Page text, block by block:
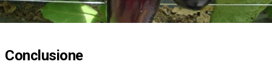
Conclusione